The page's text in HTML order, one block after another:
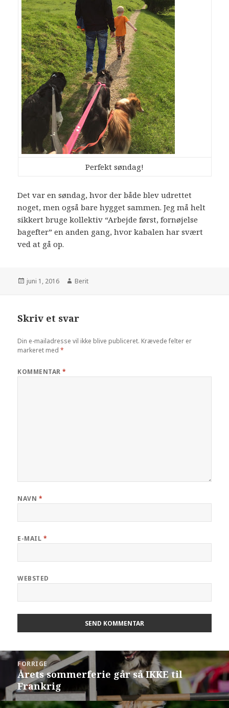
Perfekt søndag!
Det var en søndag, hvor der både blev udrettet
noget, men også bare hygget sammen. Jeg må helt
sikkert bruge kollektiv “Arbejde først, fornøjelse
bagefter” en anden gang, hvor kabalen har svært
ved at gå op.
juni 1, 2016 Berit
Skriv et svar
Din e-mailadresse vil ikke blive publiceret. Krævede felter er
markeret med*
KOMMENTAR*
NAVN *
E-MAIL *
WEBSTED
FORRIGE
Årets sommerferie går så IKKE til
Frankrig